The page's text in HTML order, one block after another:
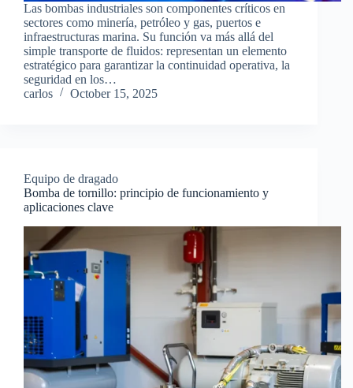
Las bombas industriales son componentes críticos en
sectores como minería, petróleo y gas, puertos e
infraestructuras marina. Su función va más allá del
simple transporte de fluidos: representan un elemento
estratégico para garantizar la continuidad operativa, la
seguridad en los…
carlos
October 15, 2025
Equipo de dragado
Bomba de tornillo: principio de funcionamiento y
aplicaciones clave